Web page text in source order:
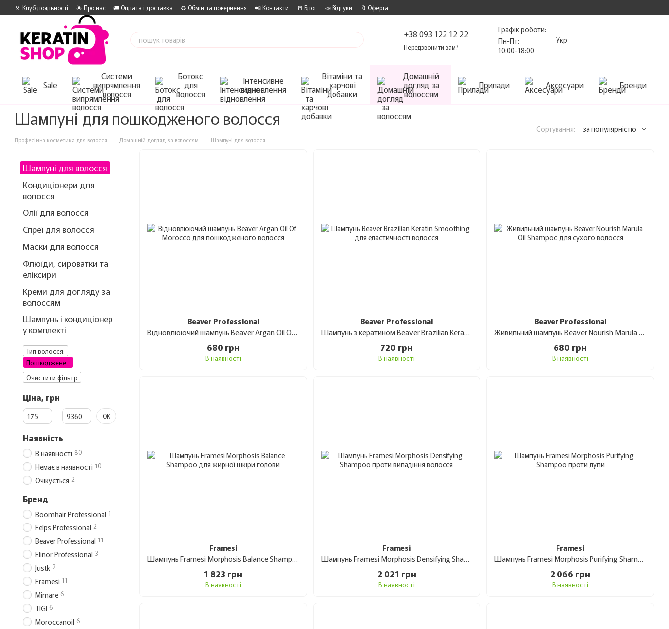
Перейти до основного контенту
🏅 Клуб лояльності 🌟 Про нас 🚚 Оплата і доставка ♻️ Обмін та повернення 📲 Контакти 📒 Блог 📣 Відгуки 🔖 Оферта
+38 093 122 12 22
Передзвонити вам?
Графік роботи:
Пн-Пт:
10:00-18:00
Укр
Sale
Системи
випрямлення
волосся
Ботокс
для
волосся
Інтенсивне
відновлення
Вітаміни та
харчові
добавки
Домашній
догляд за
волоссям
Прилади Аксесуари Бренди
Шампуні для пошкодженого волосся
Професійна косметика для волосся Домашній догляд за волоссям Шампуні для волосся
Сортування: за популярністю
Beaver Professional
Відновлюючий шампунь Beaver Argan Oil Of Morocco для пошкодженого волосся 350 мл
680 грн
В наявності
Beaver Professional
Шампунь з кератином Beaver Brazilian Keratin Smoothing для еластичності волосся 350 мл
720 грн
В наявності
Beaver Professional
Живильний шампунь Beaver Nourish Marula Oil Shampoo для сухого волосся 350 мл
680 грн
В наявності
Framesi
Шампунь Framesi Morphosis Balance Shampoo для жирної шкіри голови 1 л
1 823 грн
В наявності
Framesi
Шампунь Framesi Morphosis Densifying Shampoo проти випадіння волосся 1 л
2 021 грн
В наявності
Framesi
Шампунь Framesi Morphosis Purifying Shampoo проти лупи 1 л
2 066 грн
В наявності
Шампуні для волосся
Кондиціонери для
волосся
Олії для волосся
Спреї для волосся
Маски для волосся
Флюїди, сироватки та
еліксири
Креми для догляду за
волоссям
Шампунь і кондиціонер
у комплекті
Тип волосся:
Пошкоджене
Очистити фільтр
Ціна, грн
Від Ціна, грн
До Ціна, грн ОК
Наявність
В наявності 80
Немає в наявності 10
Очікується 2
Бренд
Boomhair Professional 1
Felps Professional 2
Beaver Professional 11
Elinor Professional 3
Justk 2
Framesi 11
Mimare 6
TIGI 6
Moroccanoil 6